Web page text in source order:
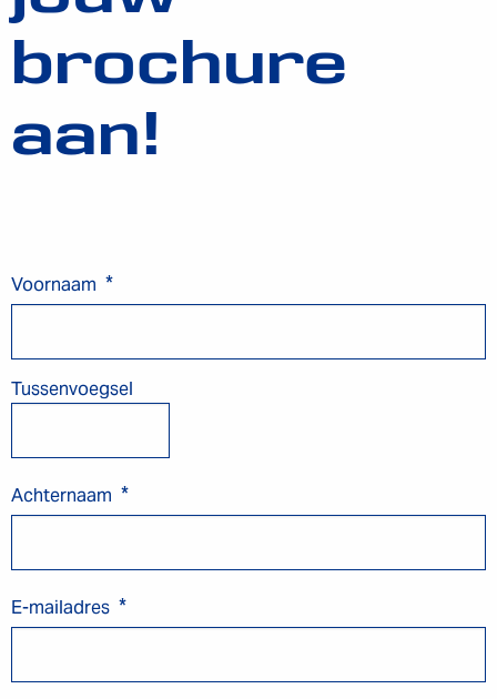
brochure
aan!
Voornaam *
Tussenvoegsel
Achternaam *
E-mailadres *